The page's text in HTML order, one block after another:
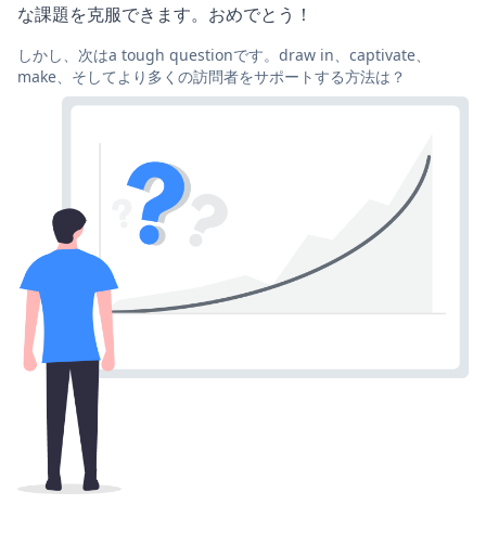
な課題を克服できます。おめでとう！
しかし、次はa tough questionです。draw in、captivate、
make、そしてより多くの訪問者をサポートする方法は？